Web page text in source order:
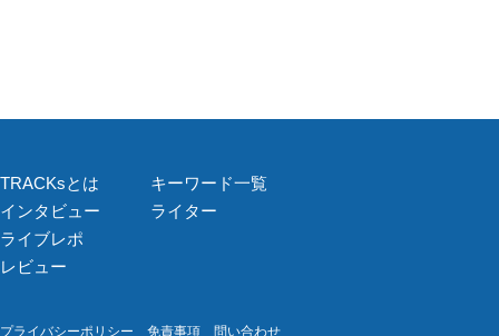
TRACKsとは
インタビュー
ライブレポ
レビュー
キーワード一覧
ライター
プライバシーポリシー 免責事項 問い合わせ